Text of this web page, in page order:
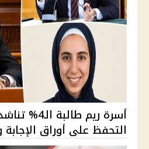
أسرة ريم
التحفظ على أوراق